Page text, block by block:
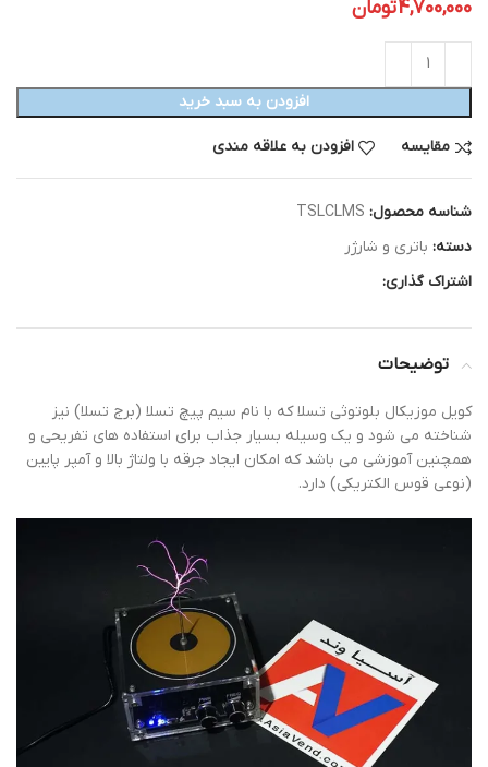
4,700,000تومان
افزودن به سبد خرید
مقایسه افزودن به علاقه مندی
شناسه محصول: TSLCLMS
دسته: باتری و شارژر
اشتراک گذاری:
توضیحات
کویل موزیکال بلوتوثی تسلا که با نام سیم پیچ تسلا (برج تسلا) نیز
شناخته می شود و یک وسیله بسیار جذاب برای استفاده های تفریحی و
همچنین آموزشی می باشد که امکان ایجاد جرقه با ولتاژ بالا و آمپر پایین
(نوعی قوس الکتریکی) دارد.